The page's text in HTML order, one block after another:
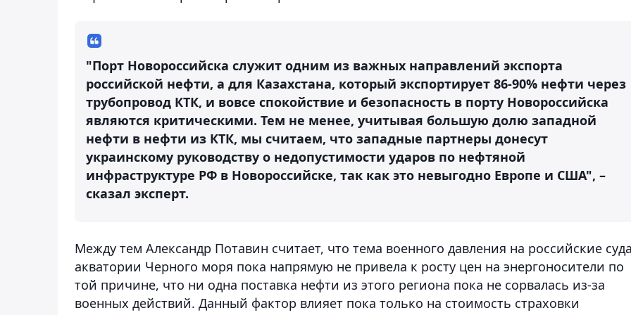
"Порт Новороссийска служит одним из важных направлений экспорта
российской нефти, а для Казахстана, который экспортирует 86-90% нефти через
трубопровод КТК, и вовсе спокойствие и безопасность в порту Новороссийска
являются критическими. Тем не менее, учитывая большую долю западной
нефти в нефти из КТК, мы считаем, что западные партнеры донесут
украинскому руководству о недопустимости ударов по нефтяной
инфраструктуре РФ в Новороссийске, так как это невыгодно Европе и США", –
сказал эксперт.
Между тем Александр Потавин считает, что тема военного давления на российские
акватории Черного моря пока напрямую не привела к росту цен на энергоносители по
той причине, что ни одна поставка нефти из этого региона пока не сорвалась из-за
военных действий. Данный фактор влияет пока только на стоимость страховки